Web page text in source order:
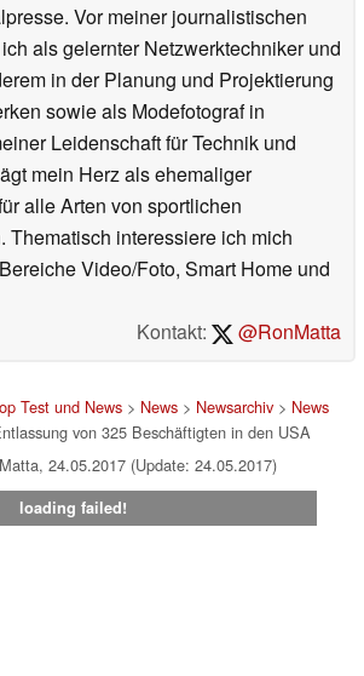
Vor meiner journalistischen
als gelernter Netzwerktechniker und
in der Planung und Projektierung
sowie als Modefotograf in
Leidenschaft für Technik und
mein Herz als ehemaliger
alle Arten von sportlichen
Thematisch interessiere ich mich
Video/Foto, Smart Home und
Kontakt:
@RonMatta
Test und News> News> Newsarchiv> News
von 325 Beschäftigten in den USA
24.05.2017 (Update: 24.05.2017)
loading failed!